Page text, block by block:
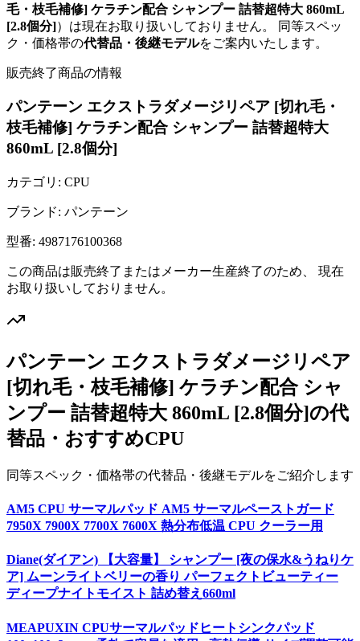
毛・枝毛補修] ケラチン配合 シャンプー 詰替超特大 860mL
[2.8個分]）は現在お取り扱いしておりません。 同等スペッ
ク・価格帯の代替品・後継モデルをご案内いたします。
販売終了商品の情報
パンテーン エクストラダメージリペア [切れ毛・
枝毛補修] ケラチン配合 シャンプー 詰替超特大
860mL [2.8個分]
カテゴリ: CPU
ブランド: パンテーン
型番: 4987176100368
この商品は販売終了またはメーカー生産終了のため、 現在
お取り扱いしておりません。
パンテーン エクストラダメージリペア
[切れ毛・枝毛補修] ケラチン配合 シャ
ンプー 詰替超特大 860mL [2.8個分]の代
替品・おすすめCPU
同等スペック・価格帯の代替品・後継モデルをご紹介します
AM5 CPU サーマルパッド AM5 サーマルペーストガード
7950X 7900X 7700X 7600X 熱分布低温 CPU クーラー用
Diane(ダイアン) 【大容量】 シャンプー [夜の保水&うねりケ
ア] ムーンライトベリーの香り パーフェクトビューティー
ディープナイトモイスト 詰め替え660ml
MEAPUXIN CPUサーマルパッドヒートシンクパッド